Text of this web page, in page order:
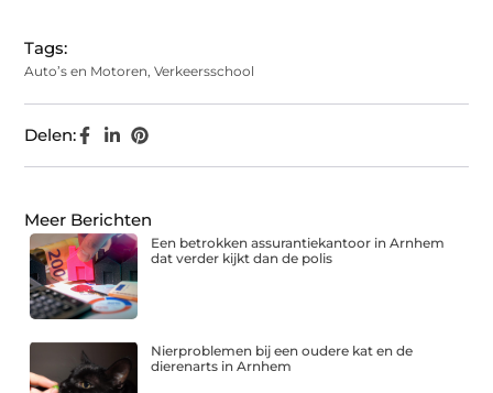
Tags:
Auto’s en Motoren,Verkeersschool
Delen:
Meer Berichten
Een betrokken assurantiekantoor in Arnhem
dat verder kijkt dan de polis
Nierproblemen bij een oudere kat en de
dierenarts in Arnhem